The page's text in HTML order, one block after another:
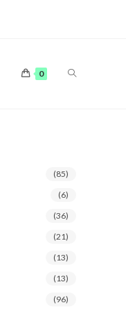
0 ALTERNAR
DE
LA
(85)
(6)
(36)
(21)
(13)
(13)
(96)